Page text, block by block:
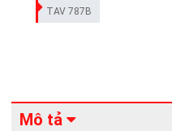
TAV 787B
Mô tả